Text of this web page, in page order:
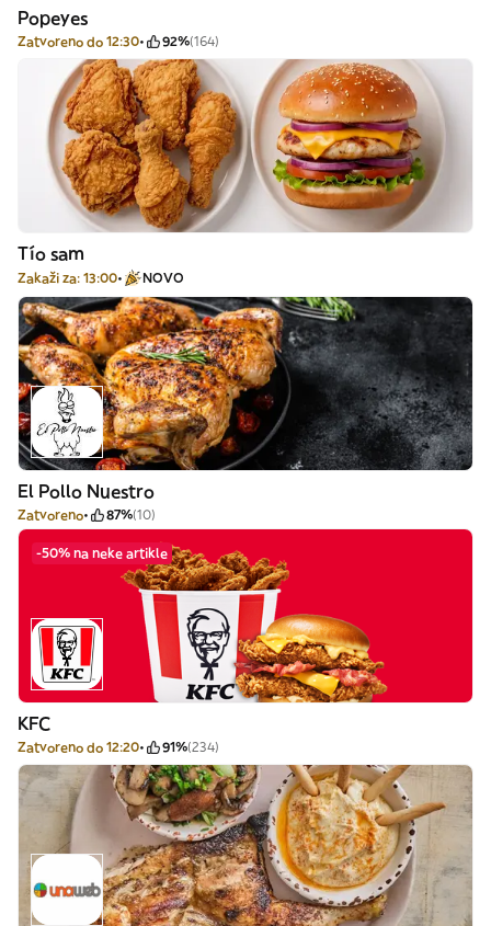
Popeyes
Zatvoreno do 12:30 92%(164)
Tío sam
Zakaži za: 13:00 NOVO
El Pollo Nuestro
Zatvoreno 87%(10)
-50% na neke artikle
KFC
Zatvoreno do 12:20 91%(234)